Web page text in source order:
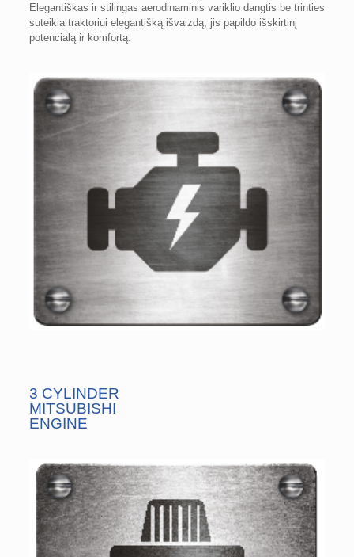
Elegantiškas ir stilingas aerodinaminis variklio dangtis be trinties
suteikia traktoriui elegantišką išvaizdą; jis papildo išskirtinį
potencialą ir komfortą.
3 CYLINDER
MITSUBISHI
ENGINE